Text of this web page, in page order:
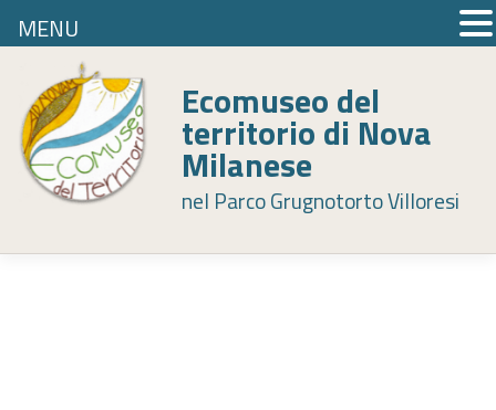
content
Ecomuseo del
territorio di Nova
Milanese
nel Parco Grugnotorto Villoresi
MENU